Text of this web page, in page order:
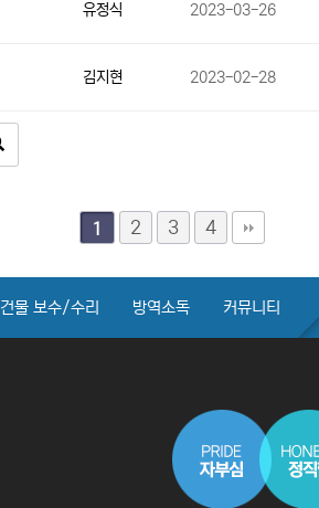
유정식 2023-03-26
김지현 2023-02-28
1 2 3 4
건물 보수/수리 방역소독 커뮤니티